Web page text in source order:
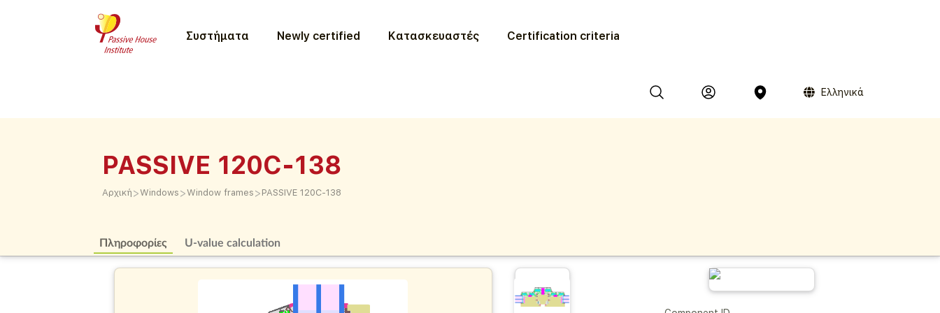
Συστήματα Newly certified Κατασκευαστές Certification criteria
Ελληνικά
PASSIVE 120C-138
Αρχική >Windows >Window frames > PASSIVE 120C-138
Πληροφορίες U-value calculation